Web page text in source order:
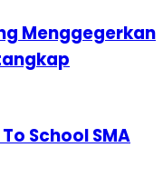
Menggegerkan
School SMA